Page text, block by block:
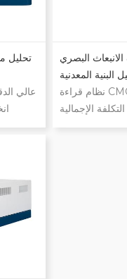
واجهة
الاستخدام
تحليل
الطويل
وغير
مع
البصري
البنية المعدنية
نظام قراءة CMOS عالي الدقة
الإجمالية
الفراغ التي